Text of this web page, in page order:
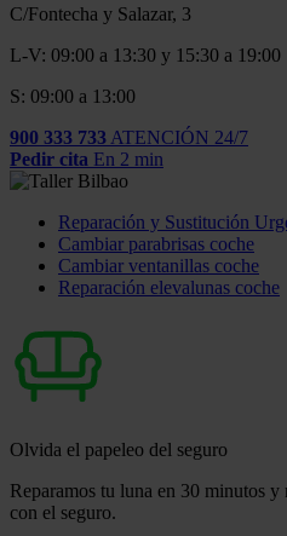
C/Fontecha y Salazar, 3
L-V: 09:00 a 13:30 y 15:30 a 19:00
S: 09:00 a 13:00
900 333 733 ATENCIÓN 24/7
Pedir cita En 2 min
Reparación y Sustitución
Cambiar parabrisas coche
Cambiar ventanillas coche
Reparación elevalunas coche
Olvida el papeleo del seguro
Reparamos tu luna en 30 minutos y
con el seguro.